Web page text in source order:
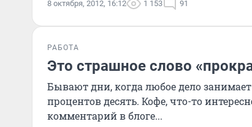
8 октября, 2012, 16:12 1 153 91
РАБОТА
Это страшное слово
Бывают дни, когда любое дело
процентов десять. Кофе, что-то
комментарий в блоге...